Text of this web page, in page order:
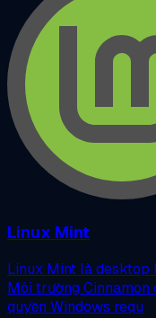
Linux Mint
Linux Mint là desktop
Môi trường Cinnamon
quyền Windows requ